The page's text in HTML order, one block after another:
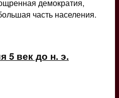
демократия,
часть населения.
5 век до н. э.